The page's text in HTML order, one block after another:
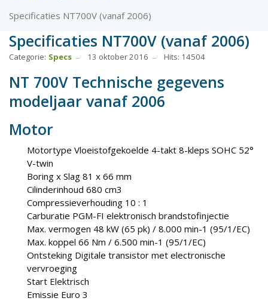
Specificaties NT700V (vanaf 2006)
Specificaties NT700V (vanaf 2006)
Categorie: Specs 13 oktober 2016 Hits: 14504
NT 700V Technische gegevens
modeljaar vanaf 2006
Motor
Motortype Vloeistofgekoelde 4-takt 8-kleps SOHC 52°
V-twin
Boring x Slag 81 x 66 mm
Cilinderinhoud 680 cm3
Compressieverhouding 10 : 1
Carburatie PGM-FI elektronisch brandstofinjectie
Max. vermogen 48 kW (65 pk) / 8.000 min-1 (95/1/EC)
Max. koppel 66 Nm / 6.500 min-1 (95/1/EC)
Ontsteking Digitale transistor met electronische
vervroeging
Start Elektrisch
Emissie Euro 3